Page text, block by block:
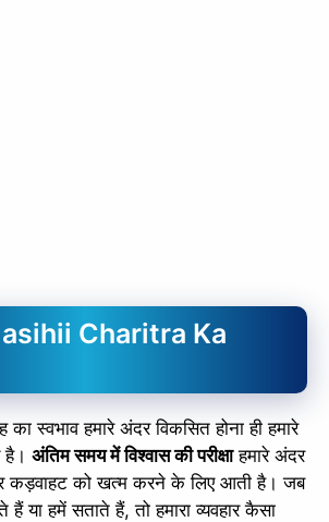
Charitra Ka
का स्वभाव हमारे अंदर विकसित होना ही हमारे
है। अंतिम समय में विश्वास की परीक्षाहमारे अंदर
कड़वाहट को खत्म करने के लिए आती है। जब
हैं या हमें सताते हैं, तो हमारा व्यवहार कैसा